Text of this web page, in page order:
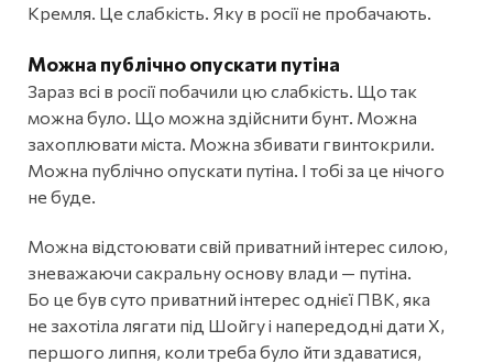
Кремля. Це слабкість. Яку в росії не пробачають.
Можна публічно опускати путіна
Зараз всі в росії побачили цю слабкість. Що так
можна було. Що можна здійснити бунт. Можна
захоплювати міста. Можна збивати гвинтокрили.
Можна публічно опускати путіна. І тобі за це нічого
не буде.
Можна відстоювати свій приватний інтерес силою,
зневажаючи сакральну основу влади — путіна.
Бо це був суто приватний інтерес однієї ПВК, яка
не захотіла лягати під Шойгу і напередодні дати Х,
першого липня, коли треба було йти здаватися,